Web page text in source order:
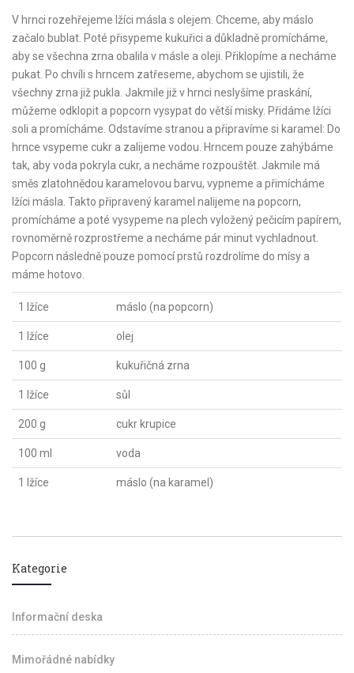
V hrnci rozehřejeme lžíci másla s olejem. Chceme, aby máslo
začalo bublat. Poté přisypeme kukuřici a důkladně promícháme,
aby se všechna zrna obalila v másle a oleji. Přiklopíme a necháme
pukat. Po chvíli s hrncem zatřeseme, abychom se ujistili, že
všechny zrna již pukla. Jakmile již v hrnci neslyšíme praskání,
můžeme odklopit a popcorn vysypat do větší misky. Přidáme lžíci
soli a promícháme. Odstavíme stranou a připravíme si karamel: Do
hrnce vsypeme cukr a zalijeme vodou. Hrncem pouze zahýbáme
tak, aby voda pokryla cukr, a necháme rozpouštět. Jakmile má
směs zlatohnědou karamelovou barvu, vypneme a přimícháme
lžíci másla. Takto připravený karamel nalijeme na popcorn,
promícháme a poté vysypeme na plech vyložený pečicím papírem,
rovnoměrně rozprostřeme a necháme pár minut vychladnout.
Popcorn následně pouze pomocí prstů rozdrolíme do mísy a
máme hotovo.
1 lžíce máslo (na popcorn)
1 lžíce olej
100 g kukuřičná zrna
1 lžíce sůl
200 g cukr krupice
100 ml voda
1 lžíce máslo (na karamel)
Kategorie
Informační deska
Mimořádné nabídky